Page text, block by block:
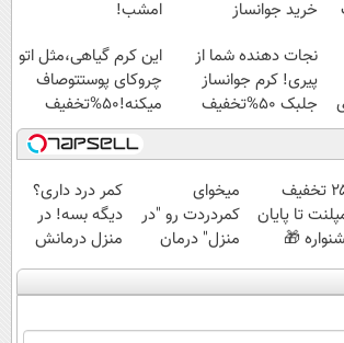
خرید جوانساز
ویژه
امشب!
نجات دهنده شما از
پیری! کرم جوانساز
جلبک 50%تخفیف
این کرم گیاهی،مثل اتو
چروکای پوستتوصاف
میکنه!50%تخفیف
۲۵٪ تخفیف
تا پایان
🎁
میخوای
کمردردت رو "در
منزل" درمان
کنی؟ (◂فیلم +
◂پرسش‌نامه)
کمر درد داری؟
دیگه بسه! در
منزل درمانش
کن
(◀پرسش‌نامه)